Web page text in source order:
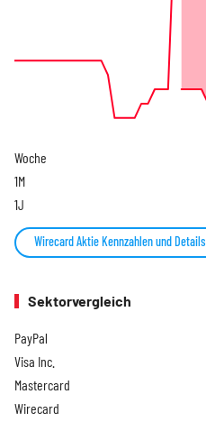
Woche
1M
1J
Wirecard Aktie Kennzahlen und Details
Sektorvergleich
PayPal
Visa Inc.
Mastercard
Wirecard